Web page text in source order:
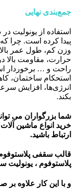
جمع‌بندی نهایی
استفاده از یونولیت
پیدا کرده است. چرا
وزن کم، طول عمر
حرارت، مقاومت بالا
راحت و … برخوردار
استحکام ساختمان،
انرژی‌ها، افزایش
بکند.
شما بزرگواران می
خرید انواع ماشین
ارتباط باشید.
قالب سقفی
پلاستوفوم ، یونولیت
و با این کار علاوه بر